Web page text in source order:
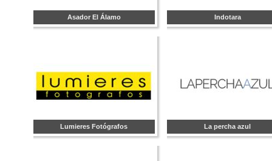
Asador El Álamo Indotara
Lumieres Fotógrafos La percha azul